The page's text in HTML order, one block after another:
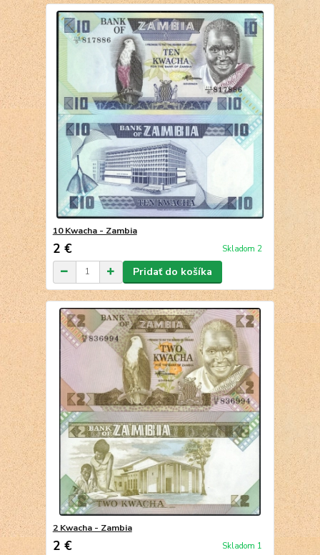
10 Kwacha - Zambia
2 € Skladom 2
Pridať do košíka
2 Kwacha - Zambia
2 € Skladom 1